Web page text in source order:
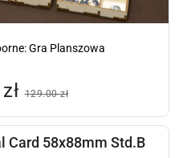
Gra Planszowa
129.00 zł
Card 58x88mm Std.B